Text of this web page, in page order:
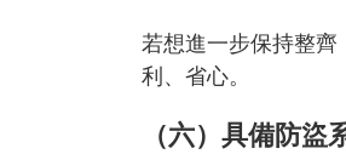
若想進一步保持整
利、省心。
（六）具備防盜